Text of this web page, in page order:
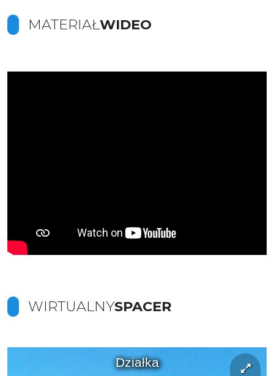
MATERIAŁWIDEO
WIRTUALNYSPACER